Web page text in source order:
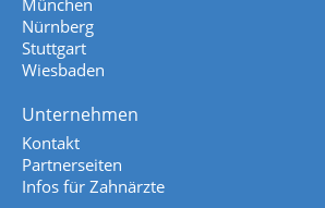
München
Nürnberg
Stuttgart
Wiesbaden
Unternehmen
Kontakt
Partnerseiten
Infos für Zahnärzte